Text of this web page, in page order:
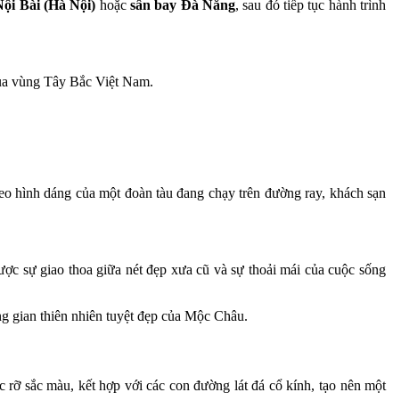
Bài (Hà Nội) hoặcsân bay Đà Nẵng, sau đó tiếp tục hành trình
vùng Tây Bắc Việt Nam.
hình dáng của một đoàn tàu đang chạy trên đường ray, khách sạn
sự giao thoa giữa nét đẹp xưa cũ và sự thoải mái của cuộc sống
gian thiên nhiên tuyệt đẹp của Mộc Châu.
sắc màu, kết hợp với các con đường lát đá cổ kính, tạo nên một